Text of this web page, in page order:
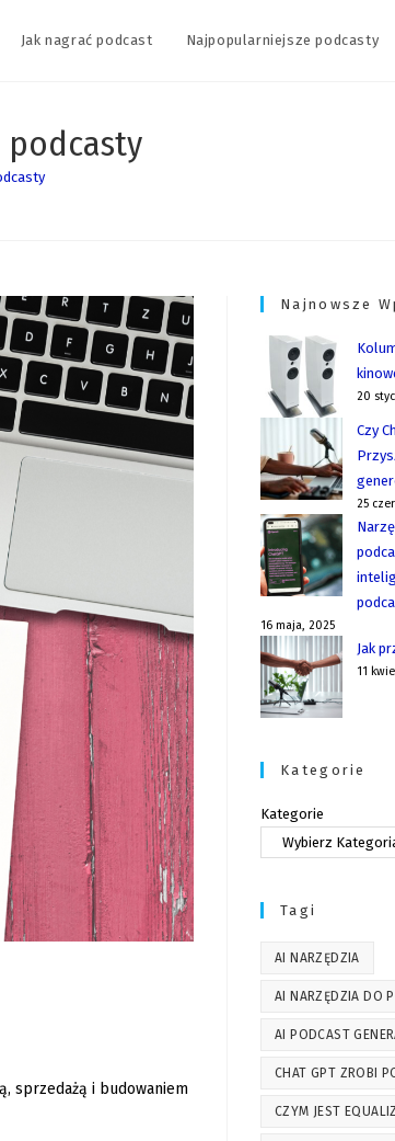
Jak nagrać podcast Najpopularniejsze podcasty
sprzedażą i budowaniem
Najnowsze
20
Czy
25
16 maja, 2025
Jak
11
Kategorie
Kategorie
Tagi
AI NARZĘDZIA
AI NARZĘDZIA DO
AI PODCAST
CHAT GPT ZROBI
CZYM JEST